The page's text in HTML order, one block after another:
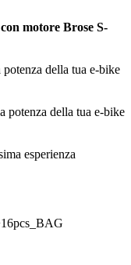
motore Brose S-
della tua e-bike
potenza della tua e-bike
esperienza